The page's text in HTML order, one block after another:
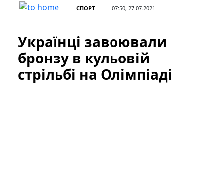
СПОРТ 07:50, 27.07.2021
Українці завоювали
бронзу в кульовій
стрільбі на Олімпіаді